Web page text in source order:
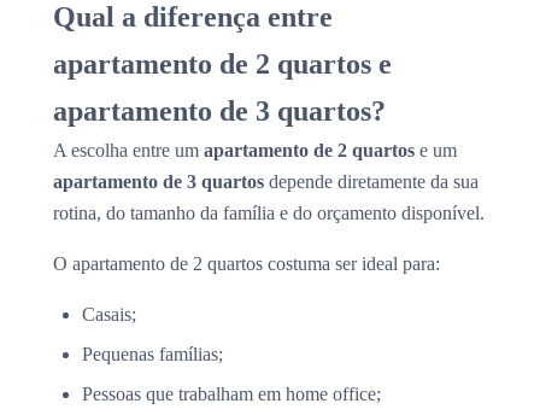
Qual a diferença entre
apartamento de 2 quartos e
apartamento de 3 quartos?
A escolha entre um apartamento de 2 quartos e um
apartamento de 3 quartos depende diretamente da sua
rotina, do tamanho da família e do orçamento disponível.
O apartamento de 2 quartos costuma ser ideal para:
Casais;
Pequenas famílias;
Pessoas que trabalham em home office;